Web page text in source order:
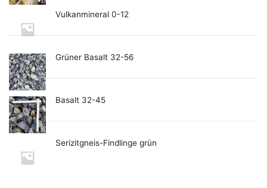
Vulkanmineral 0-12
Grüner Basalt 32-56
Basalt 32-45
Serizitgneis-Findlinge grün